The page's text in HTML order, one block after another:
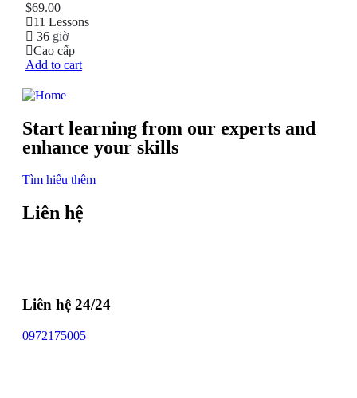
$69.00
11 Lessons
36 giờ
Cao cấp
Add to cart
Start learning from our experts and
enhance your skills
Tìm hiểu thêm
Liên hệ
Liên hệ 24/24
0972175005